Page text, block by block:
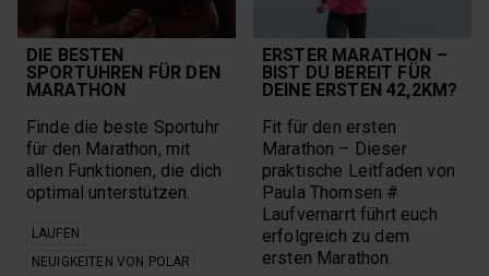
DIE BESTEN
SPORTUHREN FÜR DEN
MARATHON
Finde die beste Sportuhr
für den Marathon, mit
allen Funktionen, die dich
optimal unterstützen.
LAUFEN
NEUIGKEITEN VON POLAR
ERSTER MARATHON –
BIST DU BEREIT FÜR
DEINE ERSTEN 42,2KM?
Fit für den ersten
Marathon – Dieser
praktische Leitfaden von
Paula Thomsen #
Laufvernarrt führt euch
erfolgreich zu dem
ersten Marathon.